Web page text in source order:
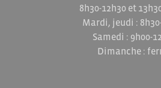
8h30-12h30 et
Mardi, jeudi :
Samedi : 9h00-
Dimanche :